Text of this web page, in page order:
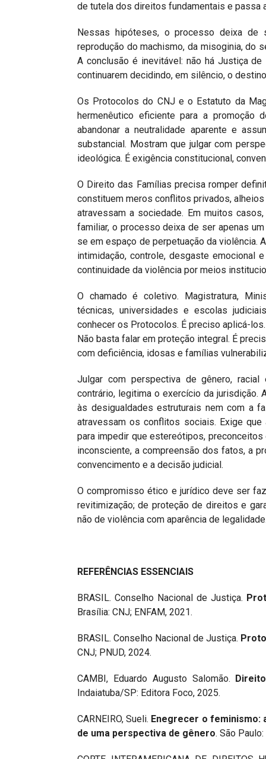
de tutela dos direitos fundamentais e passa
Nessas hipóteses, o processo deixa de
reprodução do machismo, da misoginia, do
A conclusão é inevitável: não há Justiça
continuarem decidindo, em silêncio, o
Os Protocolos do CNJ e o Estatuto da
hermenêutico eficiente para a promoção
abandonar a neutralidade aparente e
substancial. Mostram que julgar com
ideológica. É exigência constitucional,
O Direito das Famílias precisa romper
constituem meros conflitos privados,
atravessam a sociedade. Em muitos
familiar, o processo deixa de ser apenas
se em espaço de perpetuação da violência.
intimidação, controle, desgaste emocional
continuidade da violência por meios
O chamado é coletivo. Magistratura,
técnicas, universidades e escolas
conhecer os Protocolos. É preciso aplicá-
Não basta falar em proteção integral. É
com deficiência, idosas e famílias
Julgar com perspectiva de gênero, racial
contrário, legitima o exercício da jurisdição.
às desigualdades estruturais nem com a
atravessam os conflitos sociais. Exige
para impedir que estereótipos,
inconsciente, a compreensão dos fatos, a
convencimento e a decisão judicial.
O compromisso ético e jurídico deve ser
revitimização; de proteção de direitos e
não de violência com aparência de
REFERÊNCIAS ESSENCIAIS
BRASIL. Conselho Nacional de Justiça.
Brasília: CNJ; ENFAM, 2021.
BRASIL. Conselho Nacional de Justiça.
CNJ; PNUD, 2024.
CAMBI, Eduardo Augusto Salomão.
Indaiatuba/SP: Editora Foco, 2025.
CARNEIRO, Sueli. Enegrecer o feminismo:
de uma perspectiva de gênero. São